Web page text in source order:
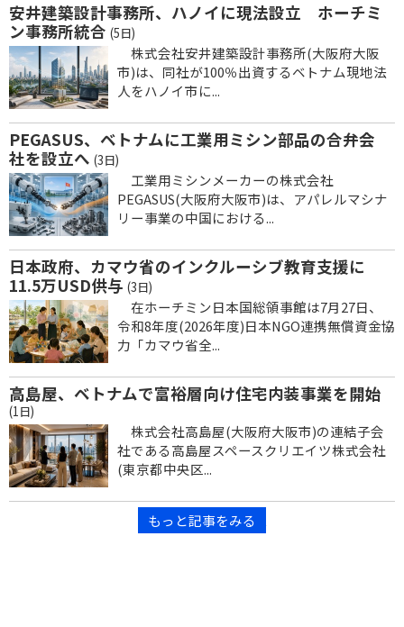
安井建築設計事務所、ハノイに現法設立 ホーチミ
ン事務所統合 (5日)
株式会社安井建築設計事務所(大阪府大阪
市)は、同社が100％出資するベトナム現地法
人をハノイ市に...
PEGASUS、ベトナムに工業用ミシン部品の合弁会
社を設立へ (3日)
工業用ミシンメーカーの株式会社
PEGASUS(大阪府大阪市)は、アパレルマシナ
リー事業の中国における...
日本政府、カマウ省のインクルーシブ教育支援に
11.5万USD供与 (3日)
在ホーチミン日本国総領事館は7月27日、
令和8年度(2026年度)日本NGO連携無償資金協
力「カマウ省全...
高島屋、ベトナムで富裕層向け住宅内装事業を開始
(1日)
株式会社高島屋(大阪府大阪市)の連結子会
社である高島屋スペースクリエイツ株式会社
(東京都中央区...
もっと記事をみる